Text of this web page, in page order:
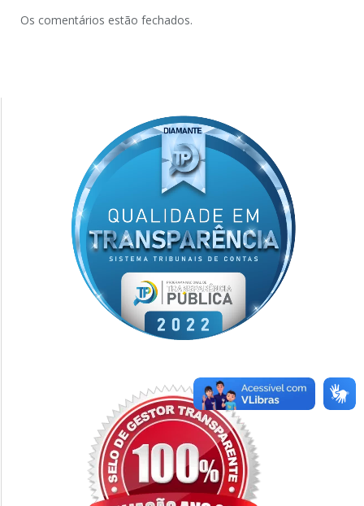
Os comentários estão fechados.